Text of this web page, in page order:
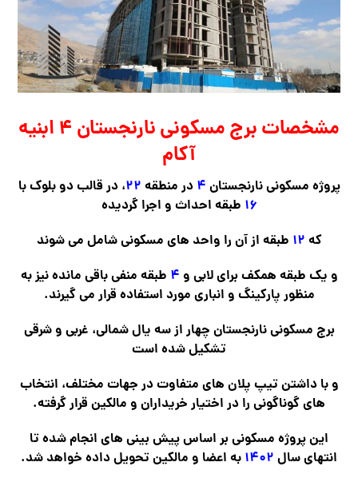
مشخصات برج مسکونی نارنجستان ۴ ابنیه
آکام
پروژه مسکونی نارنجستان ۴ در منطقه ۲۲، در قالب دو بلوک با
۱۶ طبقه احداث و اجرا گردیده
که ۱۲ طبقه از آن را واحد های مسکونی شامل می شوند
و یک طبقه همکف برای لابی و ۴ طبقه منفی باقی مانده نیز به
منظور پارکینگ و انباری مورد استفاده قرار می گیرند.
برج مسکونی نارنجستان چهار از سه یال شمالی، غربی و شرقی
تشکیل شده است
و با داشتن تیپ پلان های متفاوت در جهات مختلف، انتخاب
های گوناگونی را در اختیار خریداران و مالکین قرار گرفته.
این پروژه مسکونی بر اساس پیش بینی های انجام شده تا
انتهای سال ۱۴۰۲ به اعضا و مالکین تحویل داده خواهد شد.